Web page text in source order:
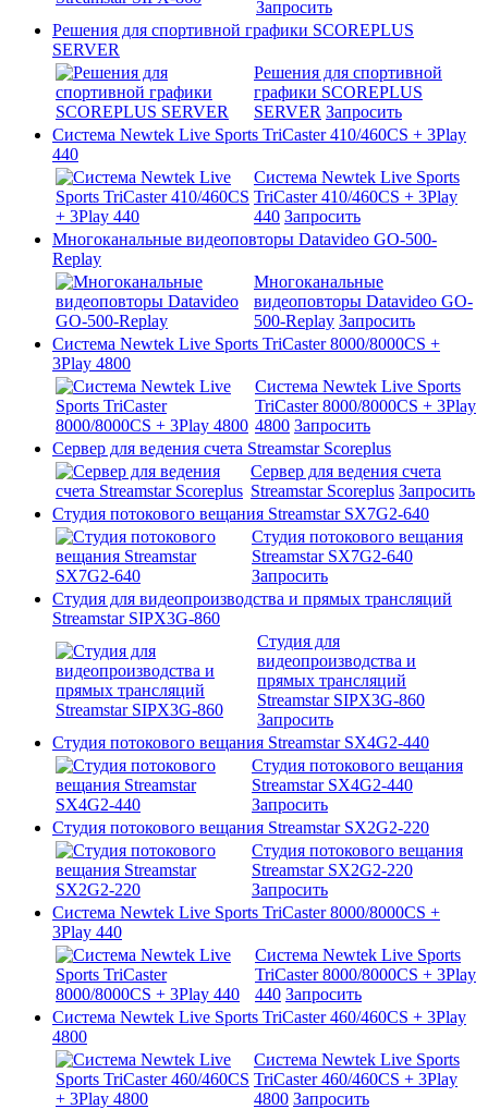
Запросить
Решения для спортивной графики SCOREPLUS
SERVER
Решения для спортивной
графики SCOREPLUS
SERVER Запросить
Система Newtek Live Sports TriCaster 410/460CS + 3Play
440
Система Newtek Live Sports
TriCaster 410/460CS + 3Play
440 Запросить
Многоканальные видеоповторы Datavideo GO-500-
Replay
Многоканальные
видеоповторы Datavideo GO-
500-Replay Запросить
Система Newtek Live Sports TriCaster 8000/8000CS +
3Play 4800
Система Newtek Live Sports
TriCaster 8000/8000CS + 3Play
4800 Запросить
Сервер для ведения счета Streamstar Scoreplus
Сервер для ведения счета
Streamstar Scoreplus Запросить
Студия потокового вещания Streamstar SX7G2-640
Студия потокового вещания
Streamstar SX7G2-640
Запросить
Студия для видеопроизводства и прямых трансляций
Streamstar SIPX3G-860
Студия для
видеопроизводства и
прямых трансляций
Streamstar SIPX3G-860
Запросить
Студия потокового вещания Streamstar SX4G2-440
Студия потокового вещания
Streamstar SX4G2-440
Запросить
Студия потокового вещания Streamstar SX2G2-220
Студия потокового вещания
Streamstar SX2G2-220
Запросить
Система Newtek Live Sports TriCaster 8000/8000CS +
3Play 440
Система Newtek Live Sports
TriCaster 8000/8000CS + 3Play
440 Запросить
Система Newtek Live Sports TriCaster 460/460CS + 3Play
4800
Система Newtek Live Sports
TriCaster 460/460CS + 3Play
4800 Запросить